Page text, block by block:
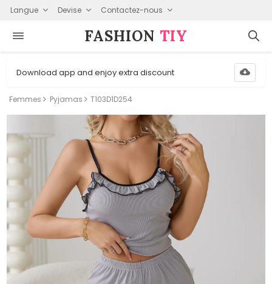
Langue Devise Contactez-nous
FASHION⁠ TIY
Download app and enjoy extra discount
Femmes Pyjamas T103D1D254